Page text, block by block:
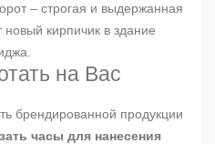
– строгая и выдержанная
новый кирпичик в здание
на Вас
брендированной продукции
часы для нанесения